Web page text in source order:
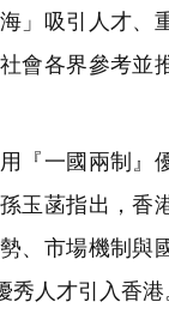
」吸引人才、
會各界參考並
一國兩制』
玉菡指出，香
、市場機制
人才引入香港